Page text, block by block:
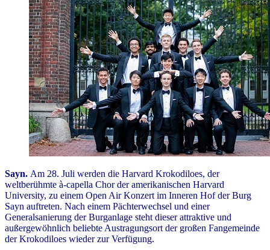
Sayn. Am 28. Juli werden die Harvard Krokodiloes, der
weltberühmte à-capella Chor der amerikanischen Harvard
University, zu einem Open Air Konzert im Inneren Hof der Burg
Sayn auftreten. Nach einem Pächterwechsel und einer
Generalsanierung der Burganlage steht dieser attraktive und
außergewöhnlich beliebte Austragungsort der großen Fangemeinde
der Krokodiloes wieder zur Verfügung.